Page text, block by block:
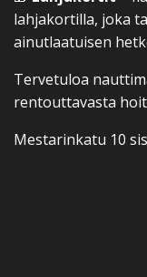
lahjakortilla, joka
ainutlaatuisen
Tervetuloa
rentouttavasta
Mestarinkatu 10